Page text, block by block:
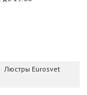
Люстры Eurosvet